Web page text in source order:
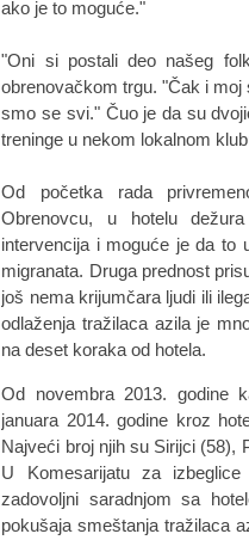
ako je to moguće."
"Oni si postali deo našeg
obrenovačkom trgu. "Čak i
smo se svi." Čuo je da su
treninge u nekom lokalnom
Od početka rada
Obrenovcu, u hotelu
intervencija i moguće je da to
migranata. Druga prednost
još nema krijumčara ljudi ili
odlaženja tražilaca azila je
na deset koraka od hotela.
Od novembra 2013. godine
januara 2014. godine kroz
Najveći broj njih su Sirijci (58),
U Komesarijatu za
zadovoljni saradnjom sa
pokušaja smeštanja tražilaca